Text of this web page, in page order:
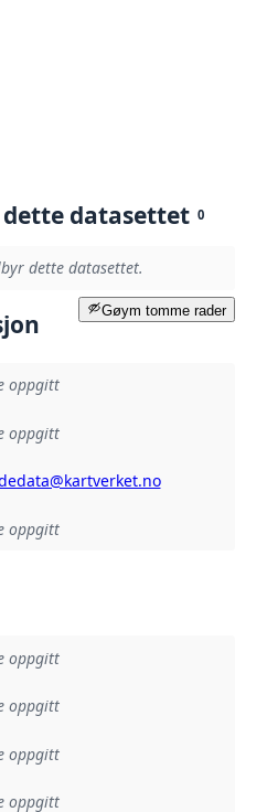
datasettet 0
dette datasettet.
Gøym tomme rader
oppgitt
oppgitt
oppgitt
oppgitt
oppgitt
oppgitt
oppgitt